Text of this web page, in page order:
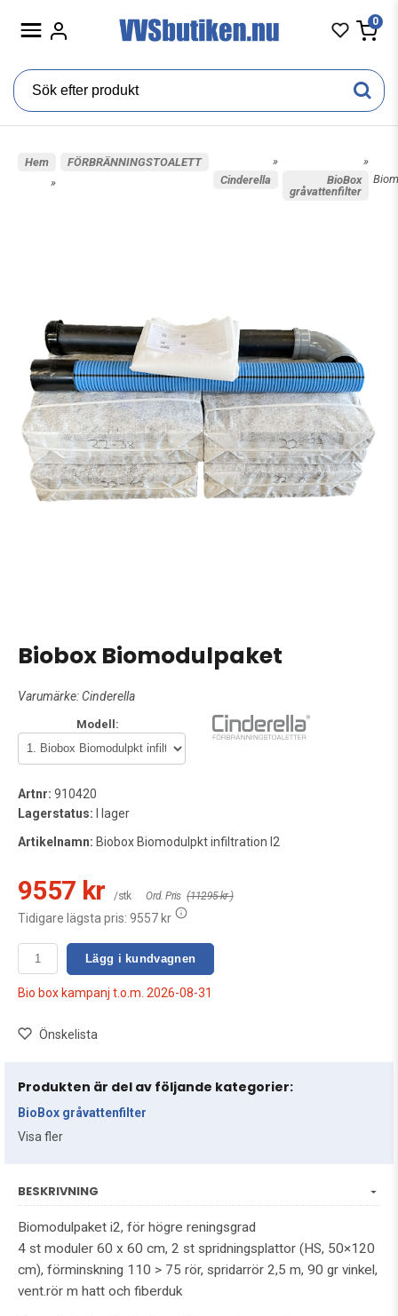
0
Hem
»
FÖRBRÄNNINGSTOALETT
»
Cinderella
»
BioBox
gråvattenfilter
Biobox Biomodulpaket
Varumärke: Cinderella
Modell:
Artnr: 910420
Lagerstatus: I lager
Artikelnamn: Biobox Biomodulpkt infiltration I2
9557 kr /stk Ord. Pris (11295 kr )
Tidigare lägsta pris: 9557 kr
Lägg i kundvagnen
Bio box kampanj t.o.m. 2026-08-31
Önskelista
Produkten är del av följande kategorier:
BioBox gråvattenfilter
Visa fler
BESKRIVNING
Biomodulpaket i2, för högre reningsgrad
4 st moduler 60 x 60 cm, 2 st spridningsplattor (HS, 50×120
cm), förminskning 110 > 75 rör, spridarrör 2,5 m, 90 gr vinkel,
vent.rör m hatt och fiberduk